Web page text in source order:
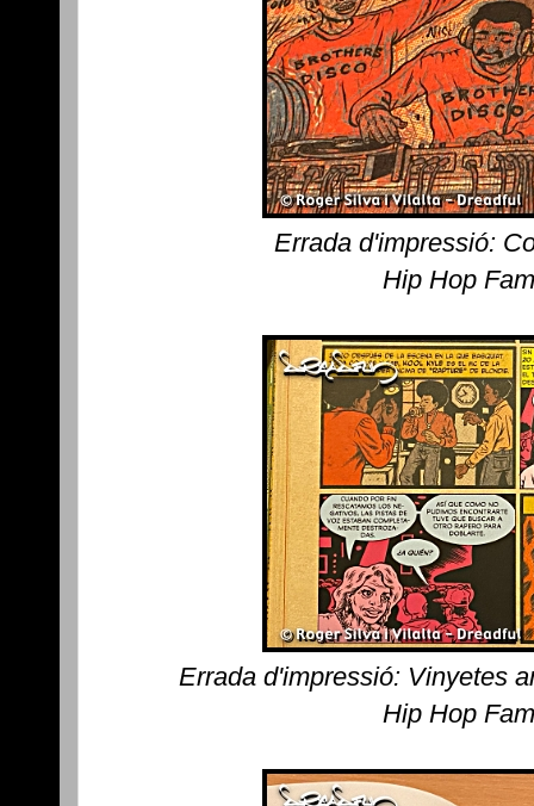
Errada d'impressió:
Hip Hop
Errada d'impressió: Vinyetes
Hip Hop